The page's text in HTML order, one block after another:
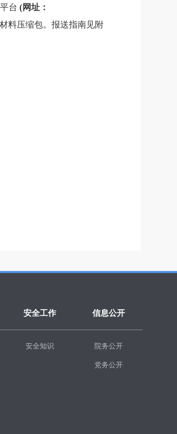
台 ( 网址：
料压缩包。报送指南见附
安全工作
安全知识
信息公开
院务公开
党务公开